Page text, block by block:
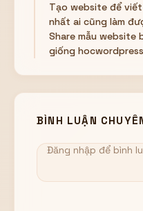
Tạo website để
nhất ai cũng làm
Share mẫu website
giống
BÌNH LUẬN